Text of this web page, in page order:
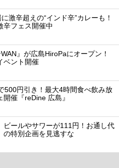
激辛超えの“インド辛”カレーも！
辛フェス開催中
』が広島HiroPaにオープン！
ベント開催
500円引き！最大4時間食べ飲み放
催『reDine 広島』
ビールやサワーが111円！お通し代
の特別企画を見逃すな